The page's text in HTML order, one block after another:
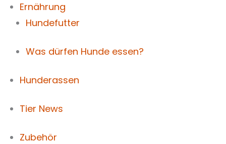
Ernährung
Hundefutter
Was dürfen Hunde essen?
Hunderassen
Tier News
Zubehör